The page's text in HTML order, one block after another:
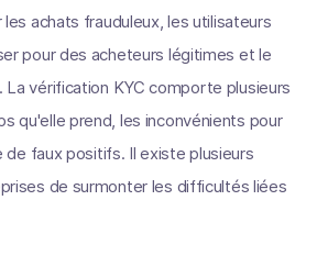
achats frauduleux, les utilisateurs
pour des acheteurs légitimes et le
La vérification KYC comporte plusieurs
qu'elle prend, les inconvénients pour
de faux positifs. Il existe plusieurs
de surmonter les difficultés liées